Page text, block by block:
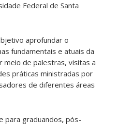
Federal de Santa
aprofundar o
fundamentais e atuais da
meio de palestras, visitas a
práticas ministradas por
de diferentes áreas
para graduandos, pós-